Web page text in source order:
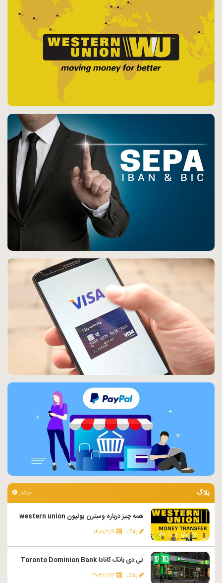
بلاگ بیشتر
همه چیز درباره وسترن یونیون western union
بلاگ ۱۴۰۵/۲/۹
تی دی بانک کانادا Toronto Dominion Bank
بلاگ ۱۴۰۳/۱/۲۶